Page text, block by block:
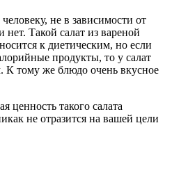
не в зависимости от
нет. Такой салат из вареной
к диетическим, но если
продукты, то у салат
К тому же блюдо очень вкусное
ценность такого салата
не отразится на вашей цели